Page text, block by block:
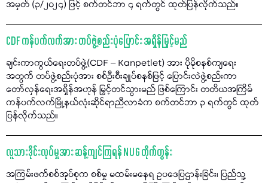
အမှတ် (၃/၂၀၂၄) ဖြင့် စက်တင်ဘာ ၄ ရက်တွင် ထုတ်ပြန်လိုက်သည်။
CDF ကန်ပက်လက်အား တပ်ဖွဲ့စည်းပုံပြောင်း အရှိန်မြှင့်မည်
ချင်းကာကွယ်ရေးတပ်ဖွဲ့(CDF – Kanpetlet) အား ပိုမိုစနစ်ကျရေး
အတွက် တပ်ဖွဲ့စည်းပုံအား စစ်ဦးစီးချုပ်စနစ်ဖြင့် ပြောင်းလဲဖွဲ့စည်းကာ
တော်လှန်ရေးအရှိန်အဟုန် မြှင့်တင်သွားမည် ဖြစ်ကြောင်း တတိယအကြိမ်
ကန်ပက်လက်မြို့နယ်လုံးဆိုင်ရာညီလာခံက စက်တင်ဘာ ၃ ရက်တွင် ထုတ်
ပြန်လိုက်သည်။
လူသားဒိုင်းလုပ်မှုအား ဆန့်ကျင်ကြရန် NUG တိုက်တွန်း
အကြမ်းဖက်စစ်အုပ်စုက စစ်မှု မထမ်းမနေရ ဥပဒေပြဌာန်းခြင်း၊ ပြည်သူ့